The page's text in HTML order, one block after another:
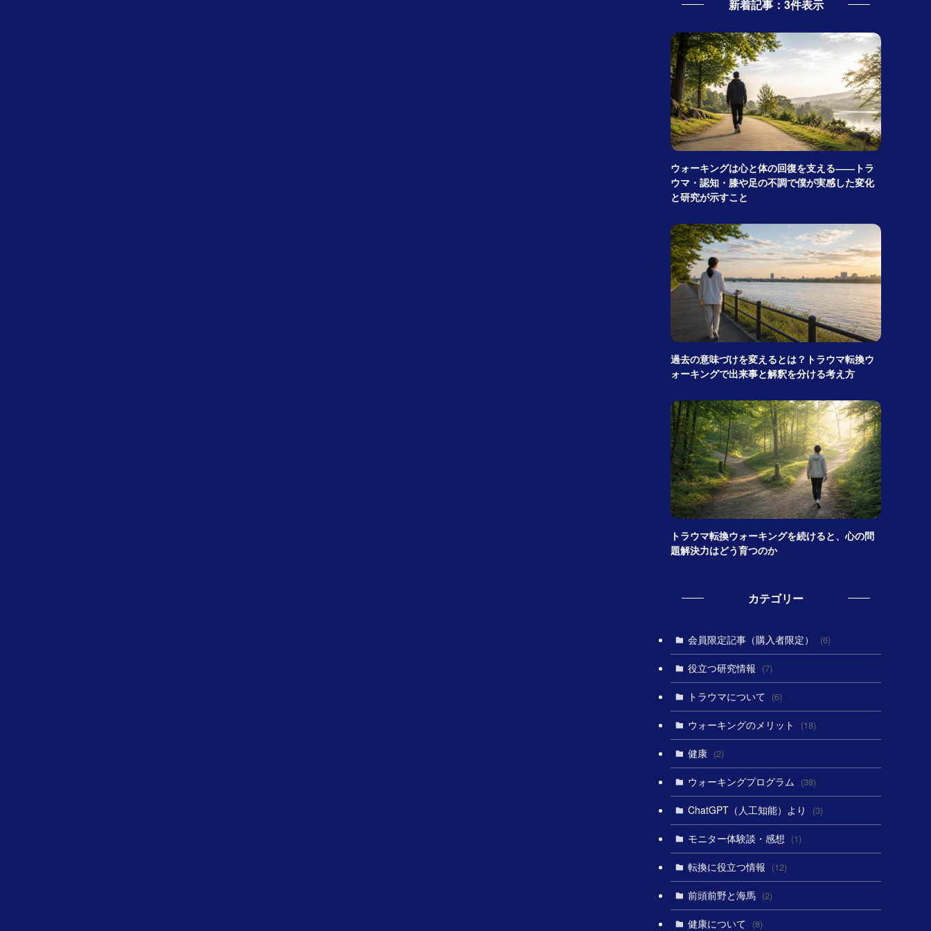
新着記事：3件表示
ウォーキングは心と体の回復を支える――トラ
ウマ・認知・膝や足の不調で僕が実感した変化
と研究が示すこと
過去の意味づけを変えるとは？トラウマ転換ウ
ォーキングで出来事と解釈を分ける考え方
トラウマ転換ウォーキングを続けると、心の問
題解決力はどう育つのか
カテゴリー
会員限定記事（購入者限定） (6)
役立つ研究情報 (7)
トラウマについて (6)
ウォーキングのメリット (18)
健康 (2)
ウォーキングプログラム (38)
ChatGPT（人工知能）より (3)
モニター体験談・感想 (1)
転換に役立つ情報 (12)
前頭前野と海馬 (2)
健康について (8)